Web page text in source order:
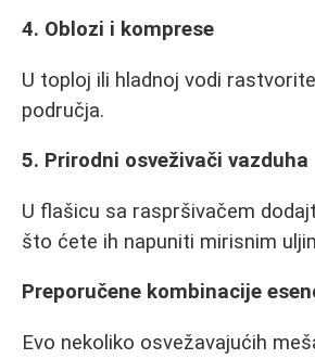
4. Oblozi i komprese
U toploj ili hladnoj vodi
područja.
5. Prirodni osveživači vazduha
U flašicu sa raspršivačem
što ćete ih napuniti mirisnim
Preporučene kombinacije
Evo nekoliko osvežavajućih